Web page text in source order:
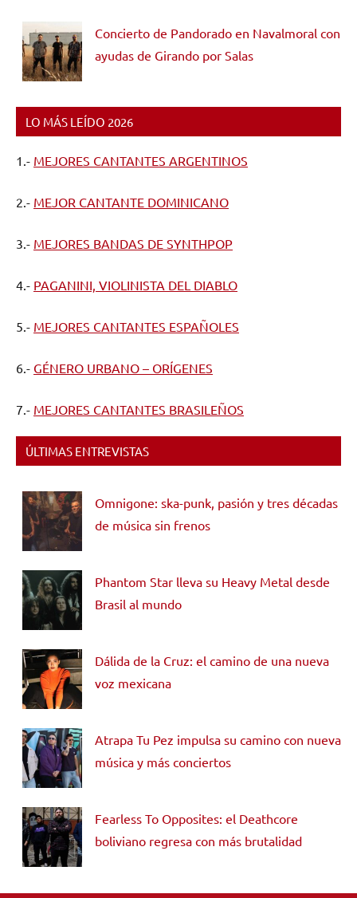
Concierto de Pandorado en Navalmoral con
ayudas de Girando por Salas
LO MÁS LEÍDO 2026
1.- MEJORES CANTANTES ARGENTINOS
2.- MEJOR CANTANTE DOMINICANO
3.- MEJORES BANDAS DE SYNTHPOP
4.- PAGANINI, VIOLINISTA DEL DIABLO
5.- MEJORES CANTANTES ESPAÑOLES
6.- GÉNERO URBANO – ORÍGENES
7.- MEJORES CANTANTES BRASILEÑOS
ÚLTIMAS ENTREVISTAS
Omnigone: ska-punk, pasión y tres décadas
de música sin frenos
Phantom Star lleva su Heavy Metal desde
Brasil al mundo
Dálida de la Cruz: el camino de una nueva
voz mexicana
Atrapa Tu Pez impulsa su camino con nueva
música y más conciertos
Fearless To Opposites: el Deathcore
boliviano regresa con más brutalidad